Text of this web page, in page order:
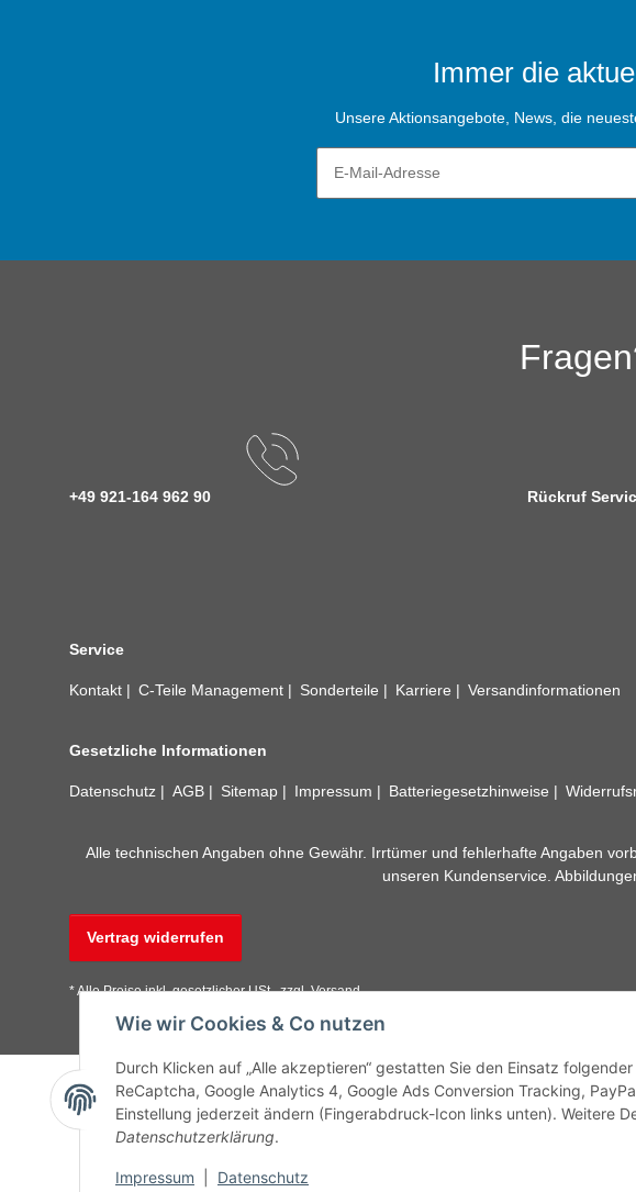
Wie wir Cookies & Co nutzen
Durch Klicken auf „Alle akzeptieren“ gestatten Sie den Einsatz
ReCaptcha, Google Analytics 4, Google Ads Conversion Tracking,
Einstellung jederzeit ändern (Fingerabdruck-Icon links unten). Weitere
Datenschutzerklärung.
Impressum Datenschutz
Immer die
Unsere Aktionsangebote, News, die
+49 921-164 962 90 Rückruf
Service
Kontakt C-Teile Management Sonderteile Karriere Versandinformationen
Gesetzliche Informationen
Datenschutz AGB Sitemap Impressum Batteriegesetzhinweise
Alle technischen Angaben ohne Gewähr. Irrtümer und fehlerhafte Angaben
unseren Kundenservice.
Vertrag widerrufen
* Alle Preise inkl. gesetzlicher USt., zzgl.Versand